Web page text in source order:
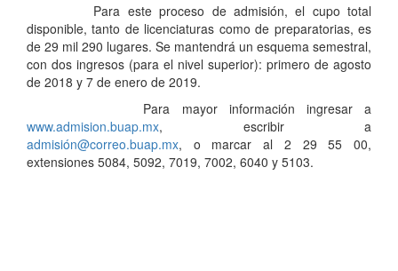
Para este proceso de admisión, el cupo total
disponible, tanto de licenciaturas como de preparatorias, es
de 29 mil 290 lugares. Se mantendrá un esquema semestral,
con dos ingresos (para el nivel superior): primero de agosto
de 2018 y 7 de enero de 2019.
Para mayor información ingresar a
www.admision.buap.mx, escribir a
admisión@correo.buap.mx, o marcar al 2 29 55 00,
extensiones 5084, 5092, 7019, 7002, 6040 y 5103.